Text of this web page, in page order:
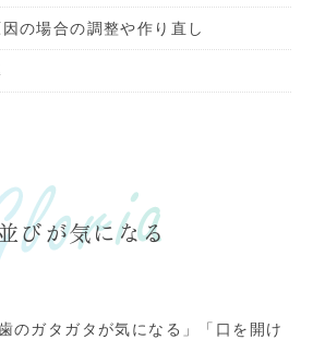
の場合の調整や作り直し
びが気になる
のガタガタが気になる」「口を開け